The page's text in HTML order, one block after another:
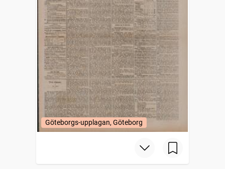
Göteborgs-upplagan, Göteborg